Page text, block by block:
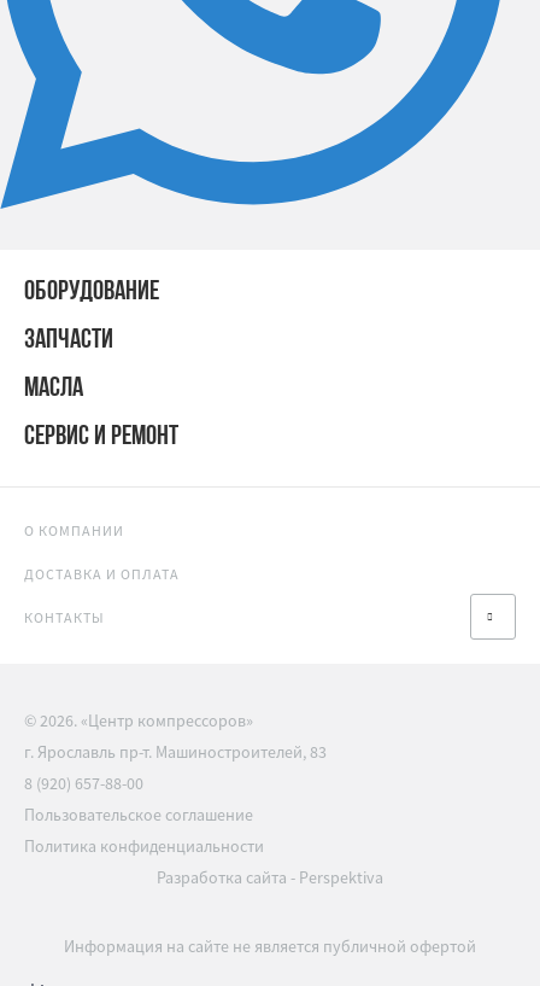
ОБОРУДОВАНИЕ
ЗАПЧАСТИ
МАСЛА
СЕРВИС И РЕМОНТ
О КОМПАНИИ
ДОСТАВКА И ОПЛАТА
КОНТАКТЫ
© 2026. «Центр компрессоров»
г. Ярославль пр-т. Машиностроителей, 83
8 (920) 657-88-00
Пользовательское соглашение
Политика конфиденциальности
Разработка сайта - Perspektiva
Информация на сайте не является публичной офертой